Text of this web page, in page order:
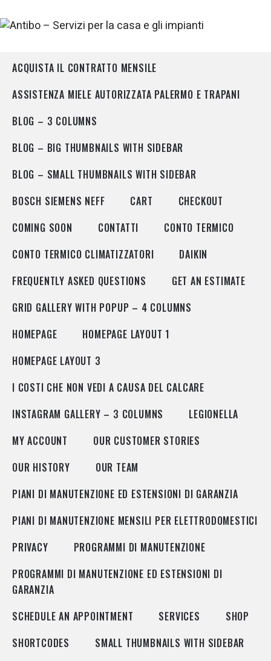
ACQUISTA IL CONTRATTO MENSILE
ASSISTENZA MIELE AUTORIZZATA PALERMO E TRAPANI
BLOG – 3 COLUMNS
BLOG – BIG THUMBNAILS WITH SIDEBAR
BLOG – SMALL THUMBNAILS WITH SIDEBAR
BOSCH SIEMENS NEFF
CART
CHECKOUT
COMING SOON
CONTATTI
CONTO TERMICO
CONTO TERMICO CLIMATIZZATORI
DAIKIN
FREQUENTLY ASKED QUESTIONS
GET AN ESTIMATE
GRID GALLERY WITH POPUP – 4 COLUMNS
HOMEPAGE
HOMEPAGE LAYOUT 1
HOMEPAGE LAYOUT 3
I COSTI CHE NON VEDI A CAUSA DEL CALCARE
INSTAGRAM GALLERY – 3 COLUMNS
LEGIONELLA
MY ACCOUNT
OUR CUSTOMER STORIES
OUR HISTORY
OUR TEAM
PIANI DI MANUTENZIONE ED ESTENSIONI DI GARANZIA
PIANI DI MANUTENZIONE MENSILI PER ELETTRODOMESTICI
PRIVACY
PROGRAMMI DI MANUTENZIONE
PROGRAMMI DI MANUTENZIONE ED ESTENSIONI DI
GARANZIA
SCHEDULE AN APPOINTMENT
SERVICES
SHOP
SHORTCODES
SMALL THUMBNAILS WITH SIDEBAR